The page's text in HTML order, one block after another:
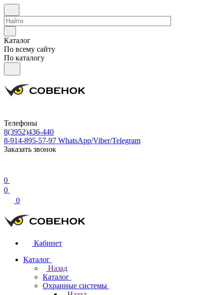
Каталог
По всему сайту
По каталогу
Телефоны
8(3952)436-440
8-914-895-57-97 WhatsApp/Viber/Telegram
Заказать звонок
0
0
0
Кабинет
Каталог
Назад
Каталог
Охранные системы